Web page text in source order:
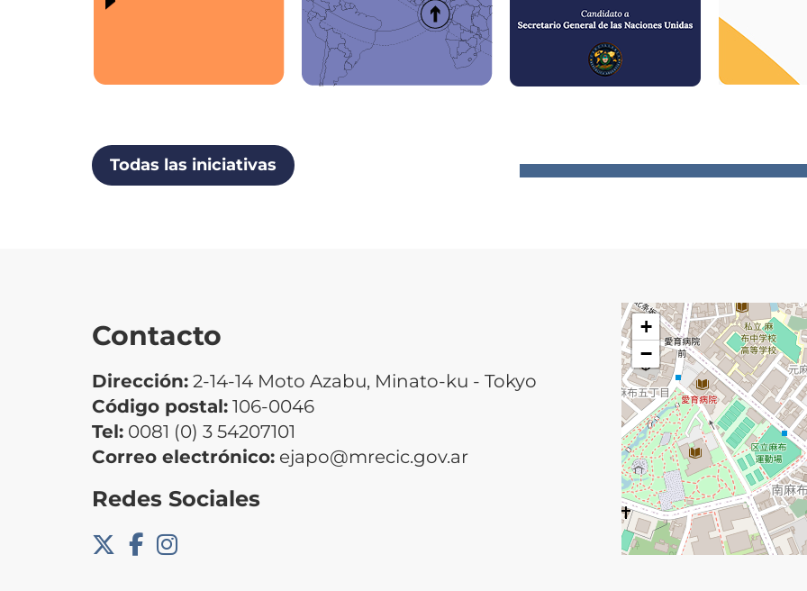
Todas las iniciativas
Contacto
Dirección: 2-14-14 Moto Azabu, Minato-ku - Tokyo
Código postal: 106-0046
Tel: 0081 (0) 3 54207101
Correo electrónico: ejapo@mrecic.gov.ar
Redes Sociales
+
−